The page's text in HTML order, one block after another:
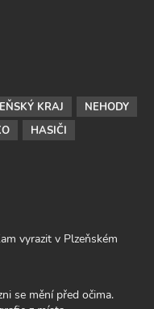
KRAJ
NEHODY
HASIČI
vyrazit v Plzeňském
se mění před očima.